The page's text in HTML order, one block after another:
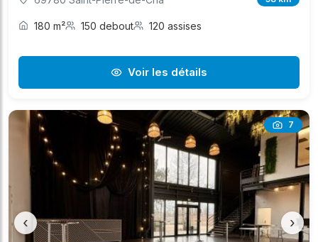
180 m² 150 debout 120 assises
Voir les détails
7
‹ ›